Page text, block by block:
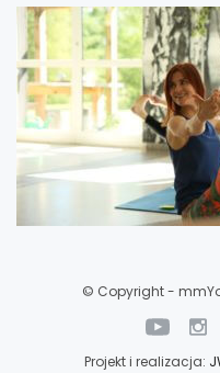
© Copyright -
Projekt i realizacja: